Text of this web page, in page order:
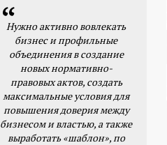
Нужно активно вовлекать
бизнес и профильные
объединения в создание
новых нормативно-
правовых актов, создать
максимальные условия для
повышения доверия между
бизнесом и властью, а также
выработать «шаблон», по